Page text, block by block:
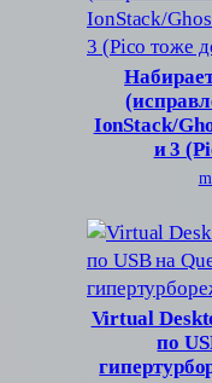
IonStack/
и 3
Virtual
по